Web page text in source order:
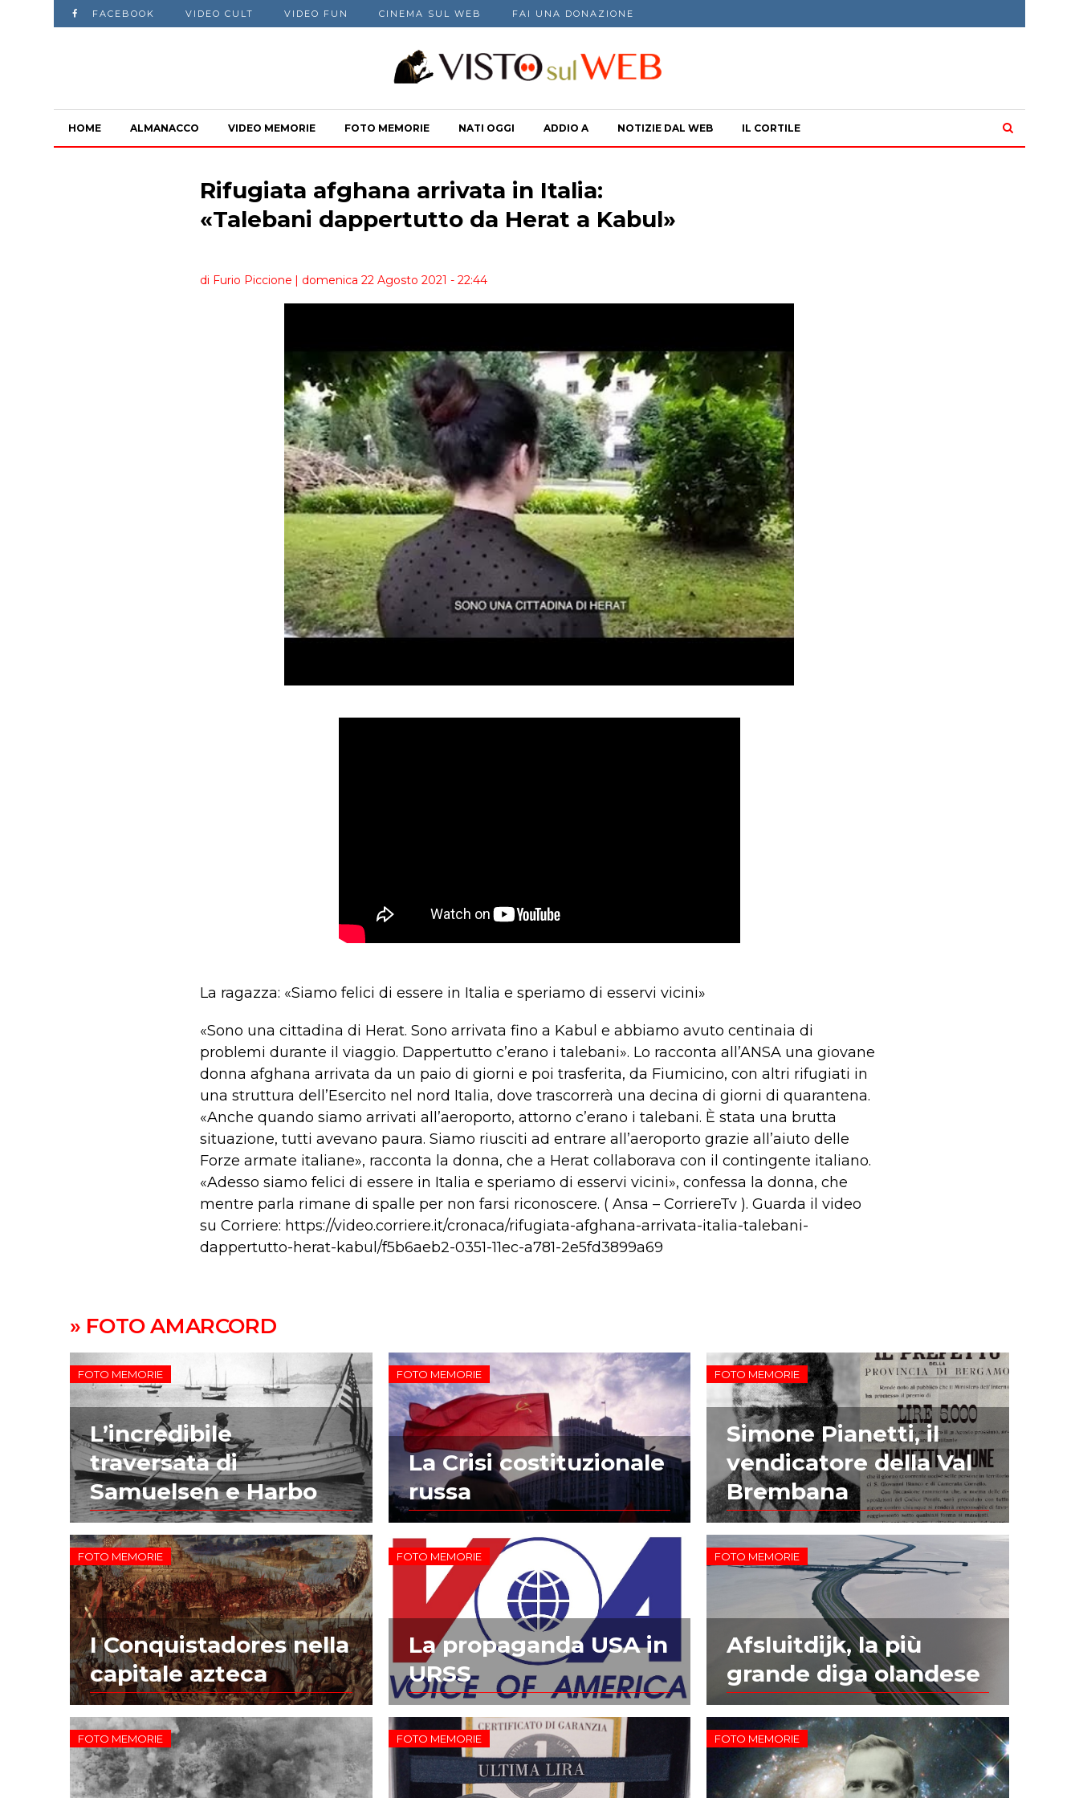
FACEBOOK VIDEO CULT VIDEO FUN CINEMA SUL WEB FAI UNA DONAZIONE
HOME ALMANACCO VIDEO MEMORIE FOTO MEMORIE NATI OGGI ADDIO A NOTIZIE DAL WEB IL CORTILE
Rifugiata afghana arrivata in Italia:
«Talebani dappertutto da Herat a Kabul»
di Furio Piccione | domenica 22 Agosto 2021 - 22:44
La ragazza: «Siamo felici di essere in Italia e speriamo di esservi vicini»
«Sono una cittadina di Herat. Sono arrivata fino a Kabul e abbiamo avuto centinaia di
problemi durante il viaggio. Dappertutto c’erano i talebani». Lo racconta all’ANSA una giovane
donna afghana arrivata da un paio di giorni e poi trasferita, da Fiumicino, con altri rifugiati in
una struttura dell’Esercito nel nord Italia, dove trascorrerà una decina di giorni di quarantena.
«Anche quando siamo arrivati all’aeroporto, attorno c’erano i talebani. È stata una brutta
situazione, tutti avevano paura. Siamo riusciti ad entrare all’aeroporto grazie all’aiuto delle
Forze armate italiane», racconta la donna, che a Herat collaborava con il contingente italiano.
«Adesso siamo felici di essere in Italia e speriamo di esservi vicini», confessa la donna, che
mentre parla rimane di spalle per non farsi riconoscere. ( Ansa – CorriereTv ). Guarda il video
su Corriere: https://video.corriere.it/cronaca/rifugiata-afghana-arrivata-italia-talebani-
dappertutto-herat-kabul/f5b6aeb2-0351-11ec-a781-2e5fd3899a69
» FOTO AMARCORD
FOTO MEMORIE
L’incredibile
traversata di
Samuelsen e Harbo
FOTO MEMORIE
La Crisi costituzionale
russa
FOTO MEMORIE
Simone Pianetti, il
vendicatore della Val
Brembana
FOTO MEMORIE
I Conquistadores nella
capitale azteca
FOTO MEMORIE
La propaganda USA in
URSS
FOTO MEMORIE
Afsluitdijk, la più
grande diga olandese
FOTO MEMORIE FOTO MEMORIE FOTO MEMORIE